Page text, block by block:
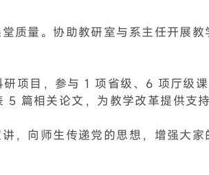
质量。协助教研室与系主任开展
项目，参与 1 项省级、6 项厅级
篇相关论文，为教学改革提供支持
，向师生传递党的思想，增强大